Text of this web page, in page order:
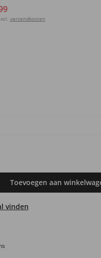
verzendkosten
Toevoegen aan
vinden